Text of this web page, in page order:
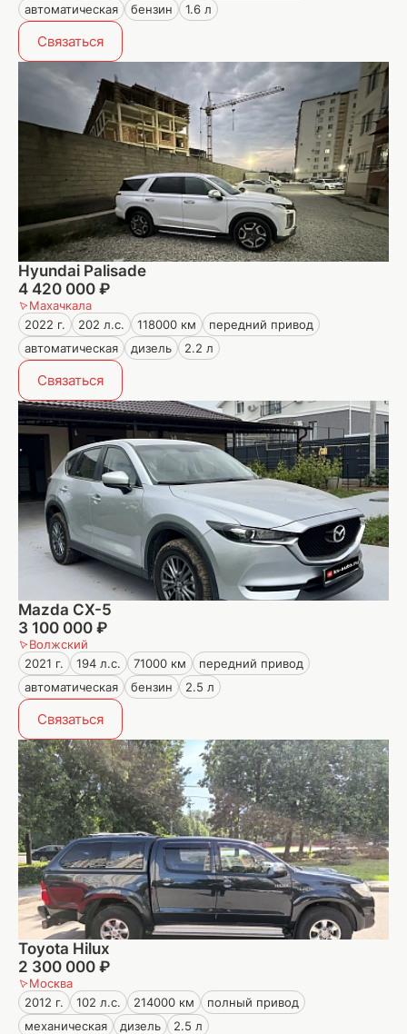
автоматическая
бензин 1.6 л
Связаться
Hyundai Palisade
4 420 000 ₽
Махачкала
2022 г.
202 л.с. 118000 км
передний привод
автоматическая
дизель 2.2 л
Связаться
Mazda CX-5
3 100 000 ₽
Волжский
2021 г.
194 л.с. 71000 км
передний привод
автоматическая
бензин 2.5 л
Связаться
Toyota Hilux
2 300 000 ₽
Москва
2012 г.
102 л.с. 214000 км
полный привод
механическая
дизель 2.5 л